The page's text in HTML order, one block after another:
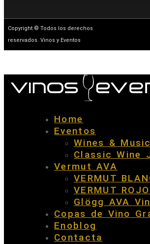
Copyright © Todos los derechos
reservados. Vinos y Eventos
Home
Eventos
Wines & Music
Classic Wine
Vermut AVA
VERMUT
VERMUT
Glögg AVA
Copas de Vino
Enoblog
Contacta